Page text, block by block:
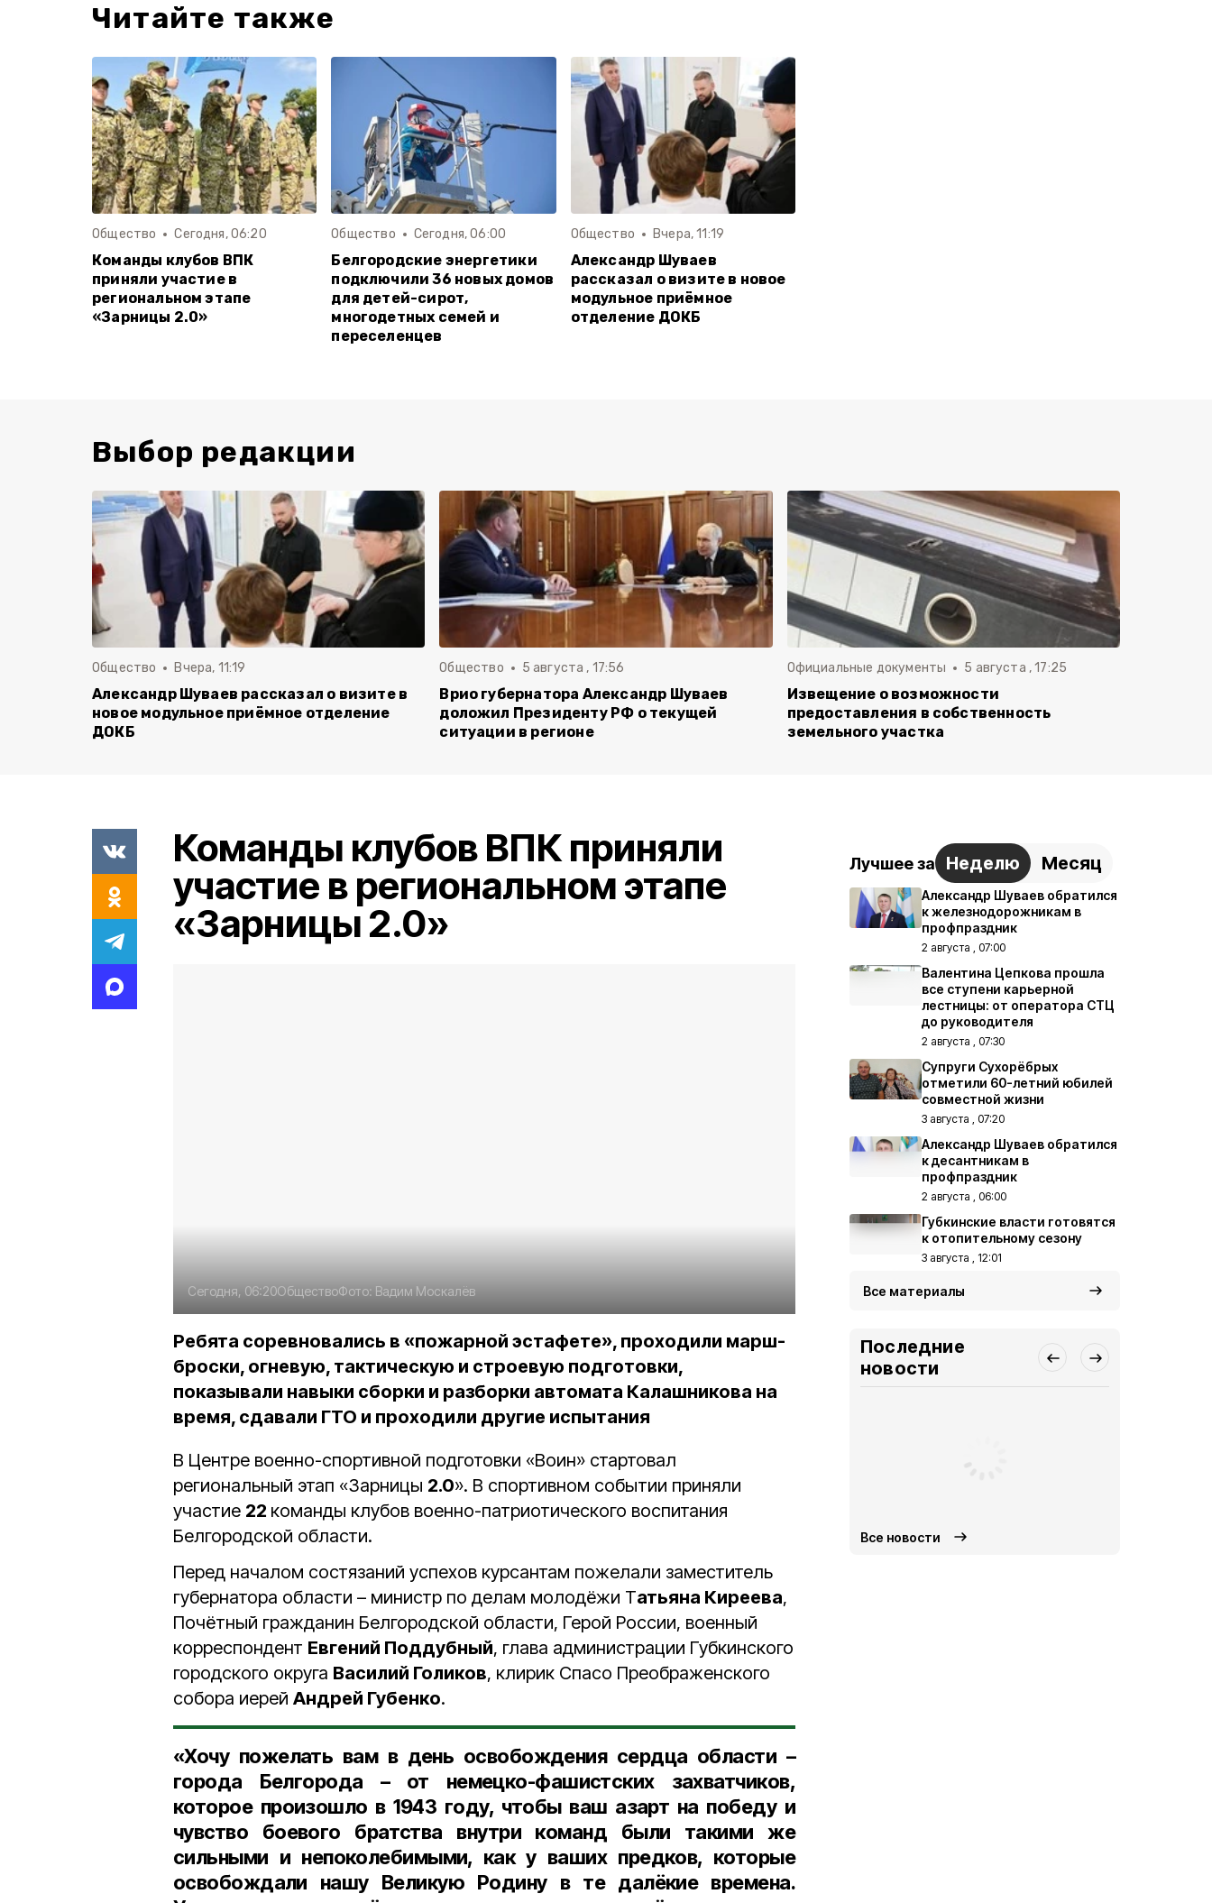
Читайте также
Общество Сегодня, 06:20
Команды клубов ВПК
приняли участие в
региональном этапе
«Зарницы 2.0»
Общество Сегодня, 06:00
Белгородские энергетики
подключили 36 новых домов
для детей-сирот,
многодетных семей и
переселенцев
Общество Вчера, 11:19
Александр Шуваев
рассказал о визите в новое
модульное приёмное
отделение ДОКБ
Выбор редакции
Общество Вчера, 11:19
Александр Шуваев рассказал о визите в
новое модульное приёмное отделение
ДОКБ
Общество 5 августа , 17:56
Врио губернатора Александр Шуваев
доложил Президенту РФ о текущей
ситуации в регионе
Официальные документы 5 августа , 17:25
Извещение о возможности
предоставления в собственность
земельного участка
Команды клубов ВПК приняли
участие в региональном этапе
«Зарницы 2.0»
Сегодня, 06:20ОбществоФото: Вадим Москалёв
Ребята соревновались в «пожарной эстафете», проходили марш-
броски, огневую, тактическую и строевую подготовки,
показывали навыки сборки и разборки автомата Калашникова на
время, сдавали ГТО и проходили другие испытания
В Центре военно-спортивной подготовки «Воин» стартовал
региональный этап «Зарницы 2.0». В спортивном событии приняли
участие 22 команды клубов военно-патриотического воспитания
Белгородской области.
Перед началом состязаний успехов курсантам пожелали заместитель
губернатора области – министр по делам молодёжи Татьяна Киреева,
Почётный гражданин Белгородской области, Герой России, военный
корреспондент Евгений Поддубный, глава администрации Губкинского
городского округа Василий Голиков, клирик Спасо Преображенского
собора иерей Андрей Губенко.
«Хочу пожелать вам в день освобождения сердца области –
города Белгорода – от немецко-фашистских захватчиков,
которое произошло в1943 году, чтобы ваш азарт на победу и
чувство боевого братства внутри команд были такими же
сильными и непоколебимыми, как у ваших предков, которые
освобождали нашу Великую Родину в те далёкие времена.
Лучшее за Неделю Месяц
Александр Шуваев обратился
к железнодорожникам в
профпраздник
2 августа , 07:00
Валентина Цепкова прошла
все ступени карьерной
лестницы: от оператора СТЦ
до руководителя
2 августа , 07:30
Супруги Сухорёбрых
отметили 60-летний юбилей
совместной жизни
3 августа , 07:20
Александр Шуваев обратился
к десантникам в
профпраздник
2 августа , 06:00
Губкинские власти готовятся
к отопительному сезону
3 августа , 12:01
Все материалы
Последние
новости
Все новости